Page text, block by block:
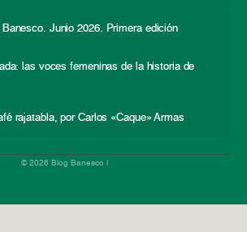
Junio 2026. Primera edición
las voces femeninas de la historia de
rajatabla, por Carlos «Caque» Armas
© 2026 Blog Banesco |